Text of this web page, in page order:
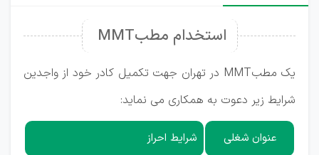
استخدام مطبMMT
یک مطبMMT در تهران جهت تکمیل کادر خود از واجدین
شرایط زیر دعوت به همکاری می نماید:
عنوان شغلی شرایط احراز